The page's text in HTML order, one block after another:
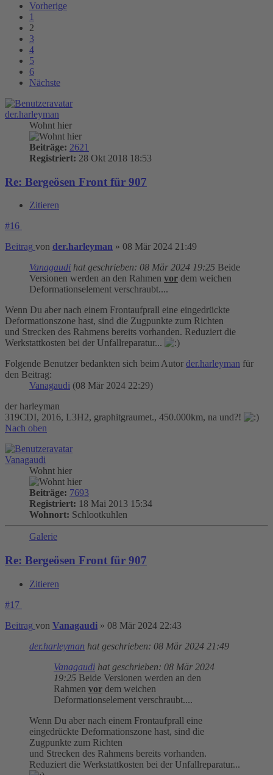
Vorherige
1
2
3
4
5
6
Nächste
der.harleyman
Wohnt hier
Beiträge: 2621
Registriert: 28 Okt 2018 18:53
Re: Bergeösen Front für 907
Zitieren
#16
Beitrag von der.harleyman » 08 Mär 2024 21:49
Vanagaudi hat geschrieben: 08 Mär 2024 19:25 Beide
Versionen werden an den Rahmen vor dem weichen
Deformationselement verschraubt....
Wenn Du aber nach einem Frontaufprall eine eingedrückte
Deformationszone hast, sind die Zugpunkte zum Richten
und Strecken des Rahmens bereits vorhanden. Reduziert die
Werkstattkosten bei der Unfallreparatur...
Folgende Benutzer bedankten sich beim Autor der.harleyman für
den Beitrag:
Vanagaudi (08 Mär 2024 22:29)
der harleyman
319CDI, 2016, L3H2, graphitgraumet., 450.000km, na und?!
Nach oben
Vanagaudi
Wohnt hier
Beiträge: 7693
Registriert: 18 Mai 2013 15:34
Wohnort: Schlootkuhlen
Galerie
Re: Bergeösen Front für 907
Zitieren
#17
Beitrag von Vanagaudi » 08 Mär 2024 22:43
der.harleyman hat geschrieben: 08 Mär 2024 21:49
Vanagaudi hat geschrieben: 08 Mär 2024
19:25 Beide Versionen werden an den
Rahmen vor dem weichen
Deformationselement verschraubt....
Wenn Du aber nach einem Frontaufprall eine
eingedrückte Deformationszone hast, sind die
Zugpunkte zum Richten
und Strecken des Rahmens bereits vorhanden.
Reduziert die Werkstattkosten bei der Unfallreparatur...